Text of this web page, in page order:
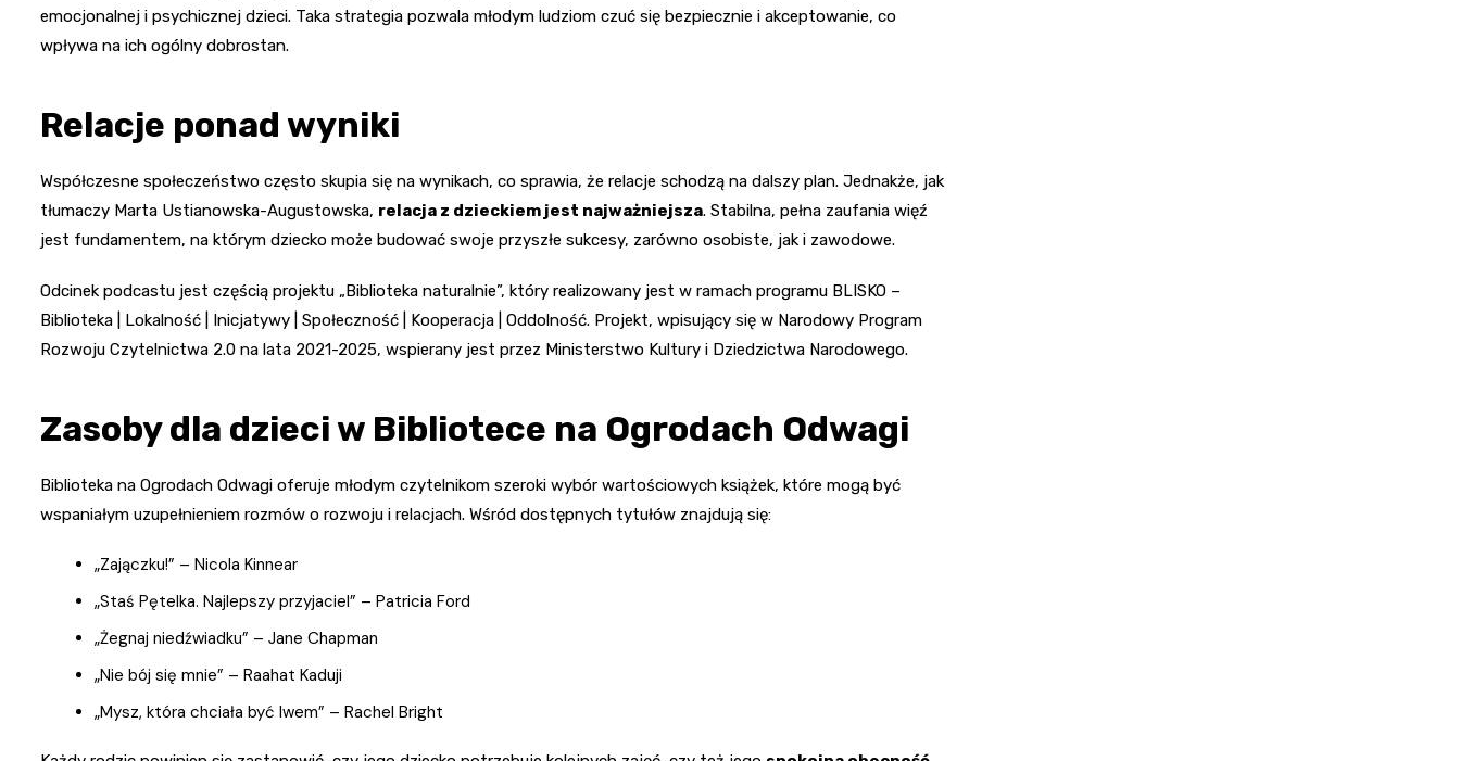
emocjonalnej i psychicznej dzieci. Taka strategia pozwala młodym ludziom czuć się bezpiecznie i akceptowanie, co
wpływa na ich ogólny dobrostan.
Relacje ponad wyniki
Współczesne społeczeństwo często skupia się na wynikach, co sprawia, że relacje schodzą na dalszy plan. Jednakże, jak
tłumaczy Marta Ustianowska-Augustowska, relacja z dzieckiem jest najważniejsza. Stabilna, pełna zaufania więź
jest fundamentem, na którym dziecko może budować swoje przyszłe sukcesy, zarówno osobiste, jak i zawodowe.
Odcinek podcastu jest częścią projektu „Biblioteka naturalnie”, który realizowany jest w ramach programu BLISKO –
Biblioteka | Lokalność | Inicjatywy | Społeczność | Kooperacja | Oddolność. Projekt, wpisujący się w Narodowy Program
Rozwoju Czytelnictwa 2.0 na lata 2021-2025, wspierany jest przez Ministerstwo Kultury i Dziedzictwa Narodowego.
Zasoby dla dzieci w Bibliotece na Ogrodach Odwagi
Biblioteka na Ogrodach Odwagi oferuje młodym czytelnikom szeroki wybór wartościowych książek, które mogą być
wspaniałym uzupełnieniem rozmów o rozwoju i relacjach. Wśród dostępnych tytułów znajdują się:
„Zajączku!” – Nicola Kinnear
„Staś Pętelka. Najlepszy przyjaciel” – Patricia Ford
„Żegnaj niedźwiadku” – Jane Chapman
„Nie bój się mnie” – Raahat Kaduji
„Mysz, która chciała być lwem” – Rachel Bright